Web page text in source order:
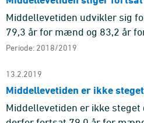
Middellevetiden udvikler sig
79,3 år for mænd og 83,2 år
er der sket en stigning på
Periode: 2018/2019
13.2.2019
Middellevetiden er ikke
Middellevetiden er ikke steget